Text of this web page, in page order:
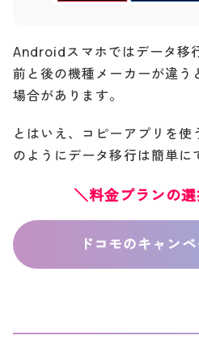
Androidスマホではデータ移
前と後の機種メーカーが違う
場合があります。
とはいえ、コピーアプリを
のようにデータ移行は簡単に
＼料金プランの
ドコモのキャン